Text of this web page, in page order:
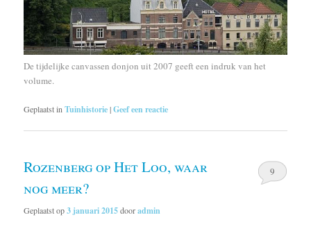
De tijdelijke canvassen donjon uit 2007 geeft een indruk van het
volume.
Geplaatst in Tuinhistorie|Geef een reactie
Rozenberg op Het Loo, waar
nog meer?
Geplaatst op3 januari 2015dooradmin
9